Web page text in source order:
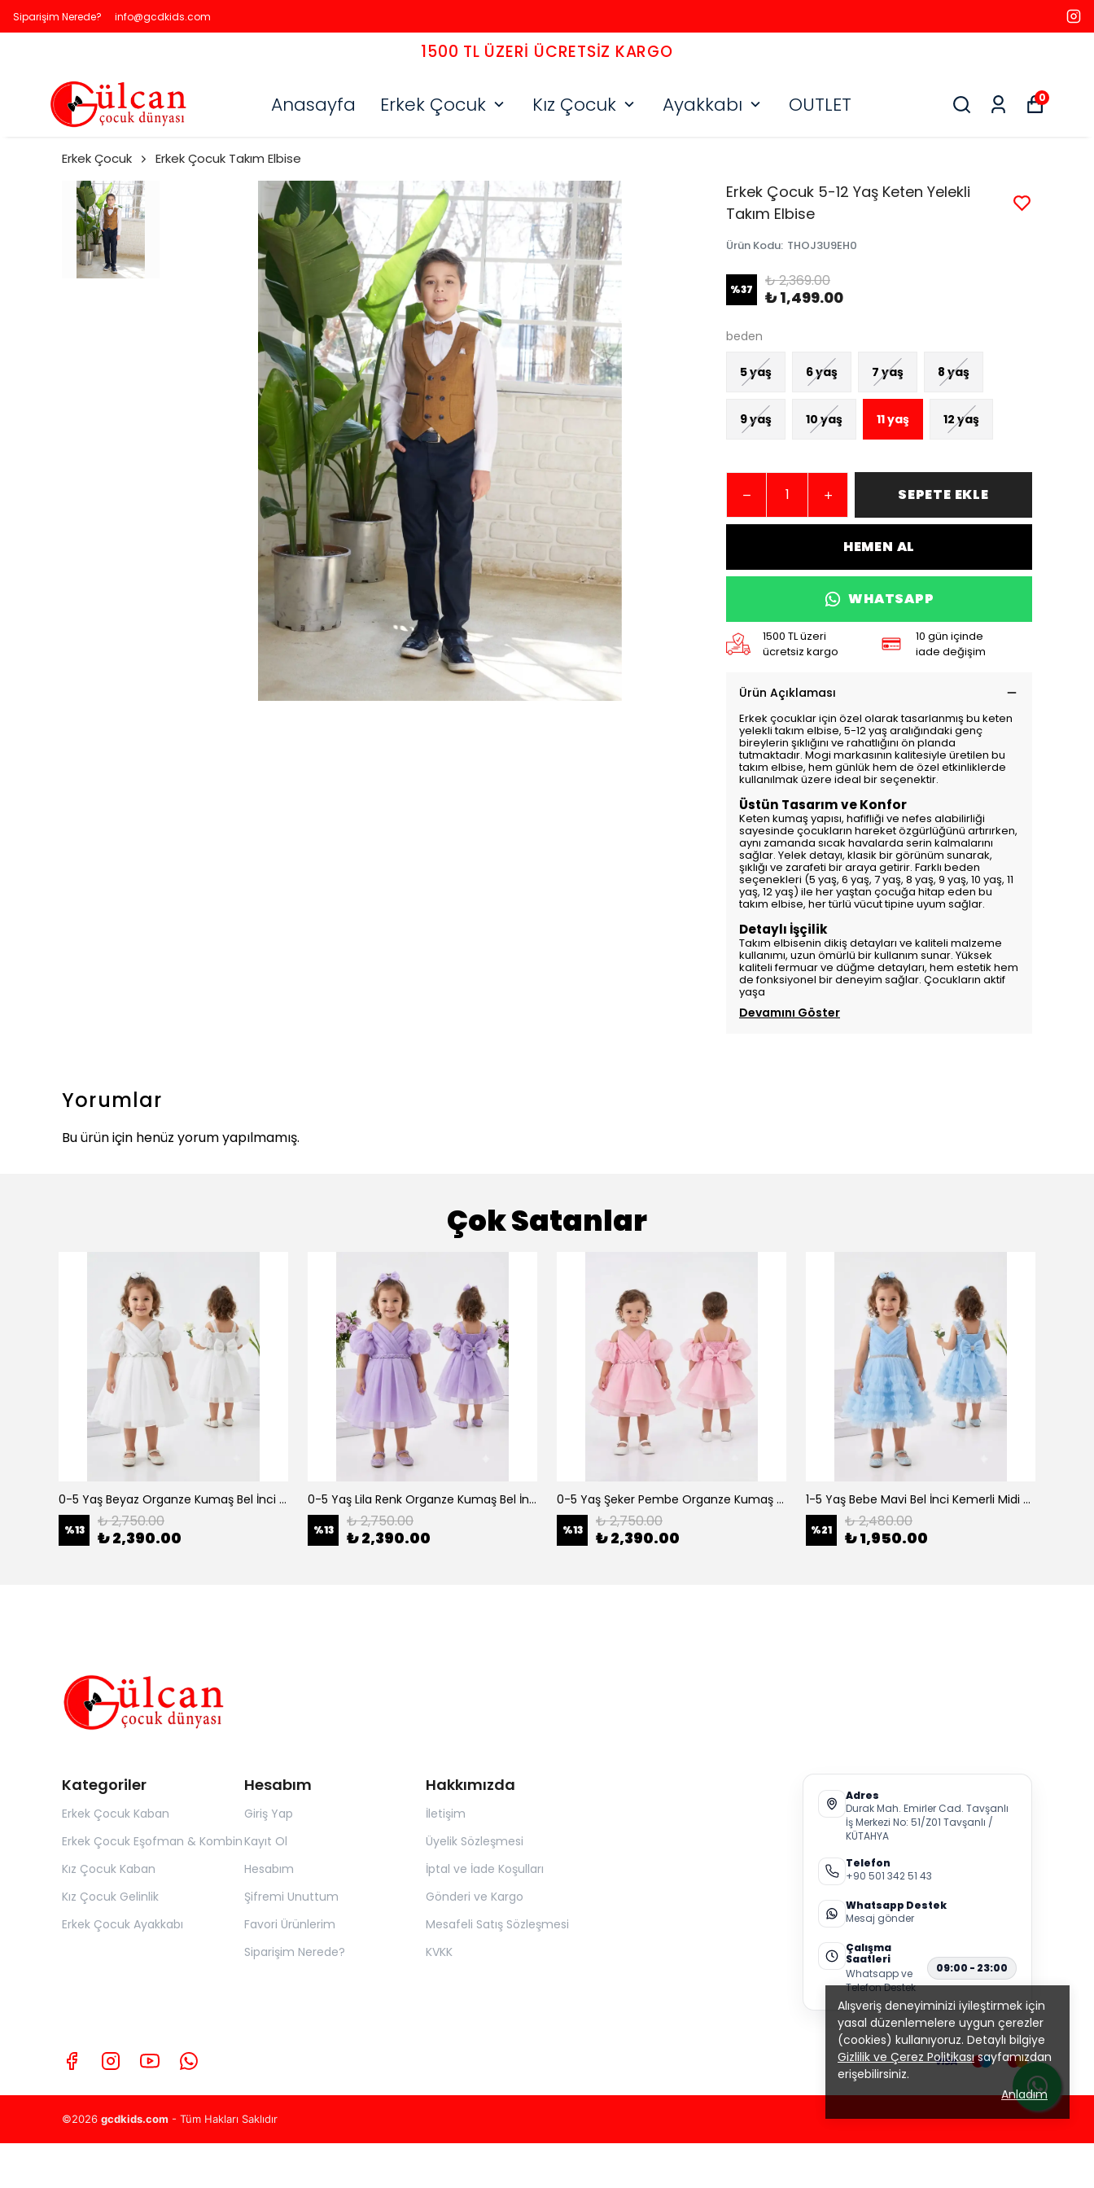
Siparişim Nerede? info@gcdkids.com
1500 TL ÜZERI ÜCRETSIZ KARGO
Anasayfa Erkek Çocuk Kız Çocuk Ayakkabı OUTLET 0
Alışveriş deneyiminizi iyileştirmek için
yasal düzenlemelere uygun çerezler
(cookies) kullanıyoruz. Detaylı bilgiye
Gizlilik ve Çerez Politikasısayfamızdan
erişebilirsiniz.
Anladım
Erkek Çocuk Erkek Çocuk Takım Elbise
Erkek Çocuk 5-12 Yaş Keten Yelekli
Takım Elbise
Ürün Kodu: THOJ3U9EH0
%37 ₺ 2,369.00
₺ 1,499.00
beden
5 yaş 6 yaş 7 yaş 8 yaş
9 yaş 10 yaş 11 yaş 12 yaş
SEPETE EKLE
HEMEN AL
WHATSAPP
1500 TL üzeri
ücretsiz kargo
10 gün içinde
iade değişim
Ürün Açıklaması
Erkek çocuklar için özel olarak tasarlanmış bu keten
yelekli takım elbise, 5-12 yaş aralığındaki genç
bireylerin şıklığını ve rahatlığını ön planda
tutmaktadır. Mogi markasının kalitesiyle üretilen bu
takım elbise, hem günlük hem de özel etkinliklerde
kullanılmak üzere ideal bir seçenektir.
Üstün Tasarım ve Konfor
Keten kumaş yapısı, hafifliği ve nefes alabilirliği
sayesinde çocukların hareket özgürlüğünü artırırken,
aynı zamanda sıcak havalarda serin kalmalarını
sağlar. Yelek detayı, klasik bir görünüm sunarak,
şıklığı ve zarafeti bir araya getirir. Farklı beden
seçenekleri (5 yaş, 6 yaş, 7 yaş, 8 yaş, 9 yaş, 10 yaş, 11
yaş, 12 yaş) ile her yaştan çocuğa hitap eden bu
takım elbise, her türlü vücut tipine uyum sağlar.
Detaylı İşçilik
Takım elbisenin dikiş detayları ve kaliteli malzeme
kullanımı, uzun ömürlü bir kullanım sunar. Yüksek
kaliteli fermuar ve düğme detayları, hem estetik hem
de fonksiyonel bir deneyim sağlar. Çocukların aktif
yaşa
Devamını Göster
Yorumlar
Bu ürün için henüz yorum yapılmamış.
Çok Satanlar
0-5 Yaş Beyaz Organze Kumaş Bel İnci Kemerli Midi Boy Arkası Lastikli Abiye
%13 ₺ 2,750.00
₺ 2,390.00
0-5 Yaş Lila Renk Organze Kumaş Bel İnci Kemerli Midi Boy Arkası Lastikli Abiye
%13 ₺ 2,750.00
₺ 2,390.00
0-5 Yaş Şeker Pembe Organze Kumaş Bel İnci Kemerli Midi Boy Arkası Lastikli Abiye
%13 ₺ 2,750.00
₺ 2,390.00
1-5 Yaş Bebe Mavi Bel İnci Kemerli Midi Boy Arkası Lastikli Tütü Bebe Abiye
%21 ₺ 2,480.00
₺ 1,950.00
Kategoriler
Erkek Çocuk Kaban
Erkek Çocuk Eşofman & Kombin
Kız Çocuk Kaban
Kız Çocuk Gelinlik
Erkek Çocuk Ayakkabı
Hesabım
Giriş Yap
Kayıt Ol
Hesabım
Şifremi Unuttum
Favori Ürünlerim
Siparişim Nerede?
Hakkımızda
İletişim
Üyelik Sözleşmesi
İptal ve İade Koşulları
Gönderi ve Kargo
Mesafeli Satış Sözleşmesi
KVKK
Adres
Durak Mah. Emirler Cad. Tavşanlı
İş Merkezi No: 51/Z01 Tavşanlı /
KÜTAHYA
Telefon
+90 501 342 51 43
Whatsapp Destek
Mesaj gönder
Çalışma
Saatleri
Whatsapp ve
Telefon Destek
09:00 - 23:00
©2026 gcdkids.com - Tüm Hakları Saklıdır